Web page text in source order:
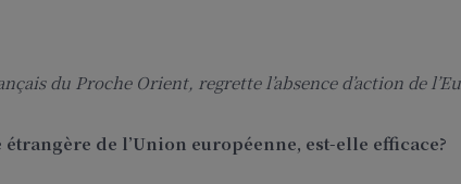
du Proche Orient, regrette l’absence d’action de
de l’Union européenne, est-elle efficace?